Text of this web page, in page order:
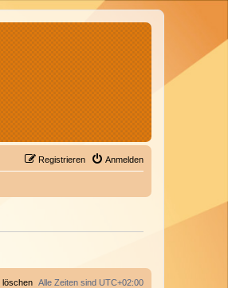
Anmelden
Registrieren
Alle Zeiten sind UTC+02:00
löschen